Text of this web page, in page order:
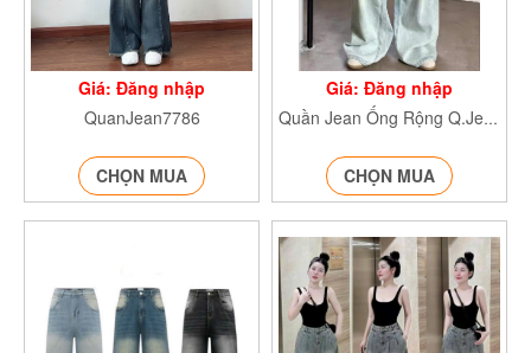
Giá: Đăng nhập
QuanJean7786
CHỌN MUA
Giá: Đăng nhập
Quần Jean Ống Rộng Q.Jeanxuong7776
CHỌN MUA